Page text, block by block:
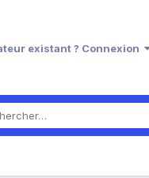
existant ? Connexion